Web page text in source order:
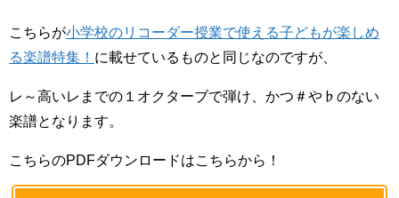
こちらが小学校のリコーダー授業で使える子どもが楽しめ
る楽譜特集！ に載せているものと同じなのですが、
レ～高いレまでの１オクターブで弾け、かつ＃や♭のない
楽譜となります。
こちらのPDFダウンロードはこちらから！